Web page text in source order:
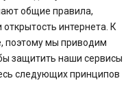
общие правила,
интернета. К
поэтому мы приводим
защитить наши сервисы
следующих принципов